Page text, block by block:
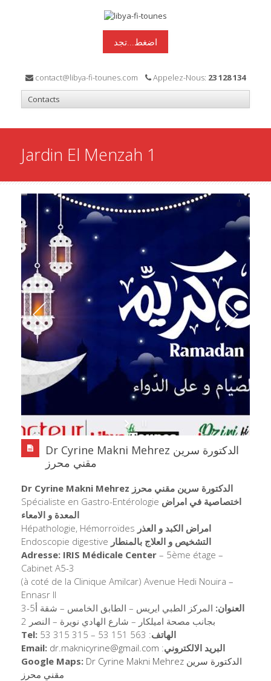
اضغط...تجد
contact@libya-fi-tounes.com Appelez-Nous: 23 128 134
Jardin El Menzah 1
Dr Cyrine Makni Mehrez الدكتورة سرين
مقني محرز
Dr Cyrine Makni Mehrez الدكتورة سرين مقني محرز
Spécialiste en Gastro-Entérologie اختصاصية في امراض
المعدة و الامعاء
Hépathologie, Hémorroïdes امراض الكبد و العذر
Endoscopie digestive التشخيص و العلاج بالمنطار
Adresse: IRIS Médicale Center – 5ème étage –
Cabinet A5-3
(à coté de la Clinique Amilcar) Avenue Hedi Nouira –
Ennasr II
العنوان: المركز الطبي ايريس – الطابق الخامس – شقة أ5-3
بجانب مصحة اميلكار – شارع الهادي نويرة – النصر 2
Tel: 53 315 315 – 53 151 563 :الهاتف
Email: dr.maknicyrine@gmail. com :البريد الالكتروني
Google Maps: Dr Cyrine Makni Mehrez الدكتورة سرين
مقني محرز